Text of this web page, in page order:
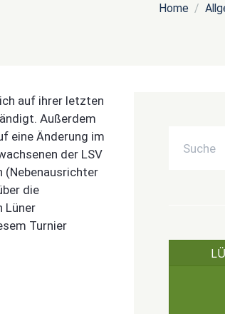
Home
auf ihrer letzten
Außerdem
eine Änderung im
der LSV
(Nebenausrichter
die
Lüner
Turnier